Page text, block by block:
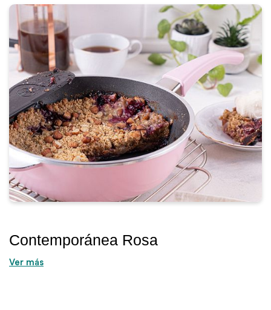
Contemporánea Rosa
Ver más